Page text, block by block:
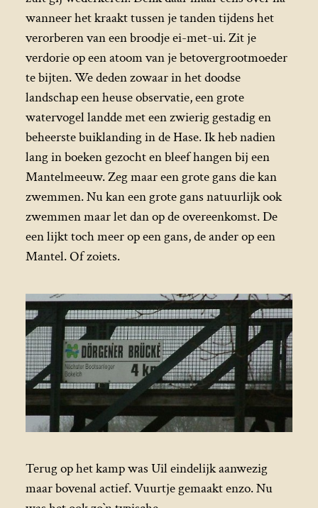
wanneer het kraakt tussen je tanden tijdens het
verorberen van een broodje ei-met-ui. Zit je
verdorie op een atoom van je betovergrootmoeder
te bijten. We deden zowaar in het doodse
landschap een heuse observatie, een grote
watervogel landde met een zwierig gestadig en
beheerste buiklanding in de Hase. Ik heb nadien
lang in boeken gezocht en bleef hangen bij een
Mantelmeeuw. Zeg maar een grote gans die kan
zwemmen. Nu kan een grote gans natuurlijk ook
zwemmen maar let dan op de overeenkomst. De
een lijkt toch meer op een gans, de ander op een
Mantel. Of zoiets.
Terug op het kamp was Uil eindelijk aanwezig
maar bovenal actief. Vuurtje gemaakt enzo. Nu